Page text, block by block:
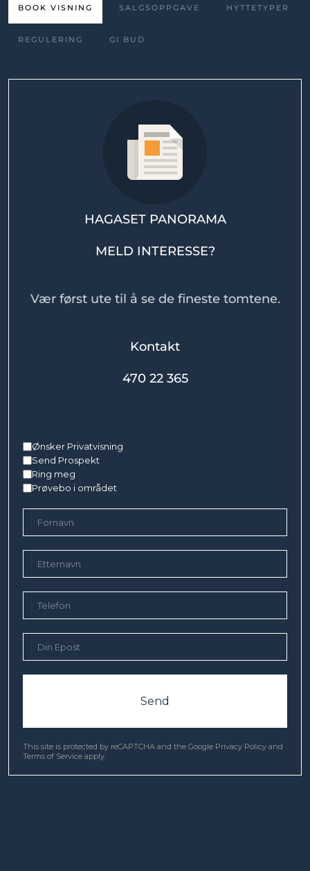
BOOK VISNING SALGSOPPGAVE HYTTETYPER
REGULERING GI BUD
HAGASET PANORAMA
MELD INTERESSE?
Vær først ute til å se de fineste tomtene.
Kontakt
470 22 365
Meld Interesse
Ønsker Privatvisning
Send Prospekt
Ring meg
Prøvebo i området
Send
This site is protected by reCAPTCHA and the Google Privacy Policy and
Terms of Service apply.